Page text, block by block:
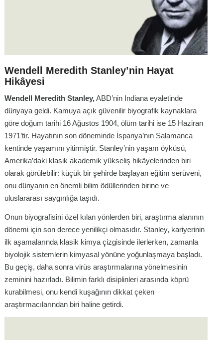
Wendell Meredith Stanley’nin Hayat
Hikâyesi
Wendell Meredith Stanley,ABD’nin Indiana eyaletinde
dünyaya geldi. Kamuya açık güvenilir biyografik kaynaklara
göre doğum tarihi 16 Ağustos 1904, ölüm tarihi ise 15 Haziran
1971’tir. Hayatının son döneminde İspanya’nın Salamanca
kentinde yaşamını yitirmiştir. Stanley’nin yaşam öyküsü,
Amerika’daki klasik akademik yükseliş hikâyelerinden biri
olarak görülebilir: küçük bir şehirde başlayan eğitim serüveni,
onu dünyanın en önemli bilim ödüllerinden birine ve
uluslararası saygınlığa taşıdı.
Onun biyografisini özel kılan yönlerden biri, araştırma alanının
dönemi için son derece yenilikçi olmasıdır. Stanley, kariyerinin
ilk aşamalarında klasik kimya çizgisinde ilerlerken, zamanla
biyolojik sistemlerin kimyasal yönüne yoğunlaşmaya başladı.
Bu geçiş, daha sonra virüs araştırmalarına yönelmesinin
zeminini hazırladı. Bilimin farklı disiplinleri arasında köprü
kurabilmesi, onu kendi kuşağının dikkat çeken
araştırmacılarından biri haline getirdi.